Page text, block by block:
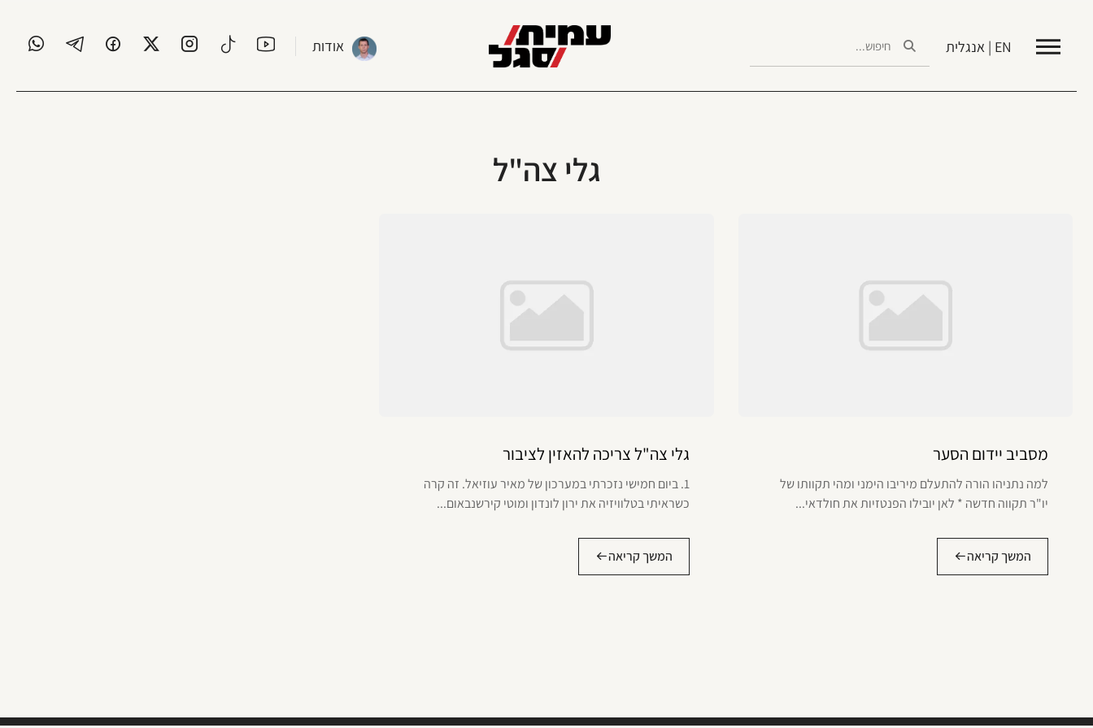
EN | אנגלית אודות
גלי צה"ל
מסביב יידום הסער
למה נתניהו הורה להתעלם מיריבו הימני ומהי תקוותו של
יו"ר תקווה חדשה * לאן יובילו הפנטזיות את חולדאי...
המשך קריאה
גלי צה"ל צריכה להאזין לציבור
1. ביום חמישי נזכרתי במערכון של מאיר עוזיאל. זה קרה
כשראיתי בטלוויזיה את ירון לונדון ומוטי קירשנבאום...
המשך קריאה